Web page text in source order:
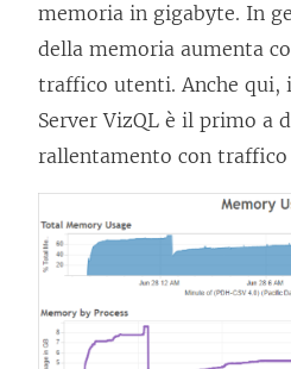
memoria in gigabyte. In
della memoria aumenta
traffico utenti. Anche qui,
Server VizQL è il primo a
rallentamento con traffico